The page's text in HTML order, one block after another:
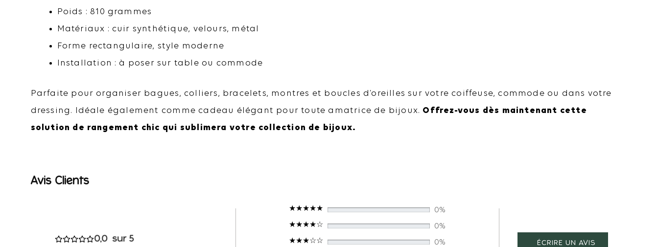
Poids : 810 grammes
Matériaux : cuir synthétique, velours, métal
Forme rectangulaire, style moderne
Installation : à poser sur table ou commode
Parfaite pour organiser bagues, colliers, bracelets, montres et boucles d’oreilles sur votre coiffeuse, commode ou dans votre
dressing. Idéale également comme cadeau élégant pour toute amatrice de bijoux. Offrez-vous dès maintenant cette
solution de rangement chic qui sublimera votre collection de bijoux.
0,0
0%
0%
0%